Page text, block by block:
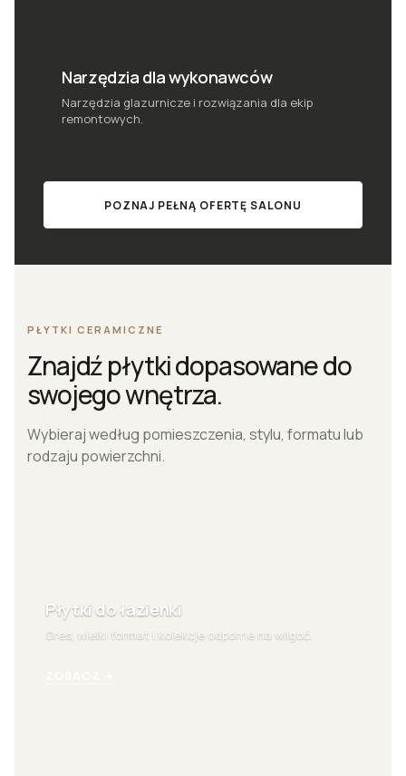
Narzędzia dla wykonawców
Narzędzia glazurnicze i rozwiązania dla ekip
remontowych.
POZNAJ PEŁNĄ OFERTĘ SALONU
PŁYTKI CERAMICZNE
Znajdź płytki dopasowane do
swojego wnętrza.
Wybieraj według pomieszczenia, stylu, formatu lub
rodzaju powierzchni.
Płytki do łazienki
Gres, wielki format i kolekcje odporne na wilgoć.